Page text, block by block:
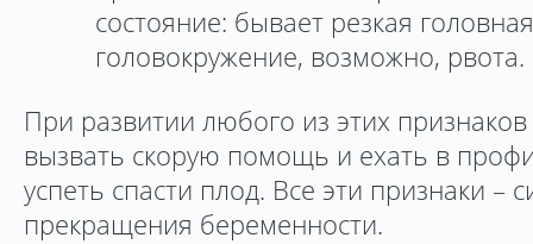
состояние: бывает резкая
головокружение, возможно, рвота.
При развитии любого из этих
вызвать скорую помощь и ехать в
успеть спасти плод. Все эти признаки –
прекращения беременности.